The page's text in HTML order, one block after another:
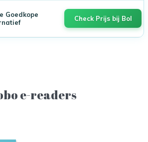
Goedkope
Check Prijs bij Bol
e-readers